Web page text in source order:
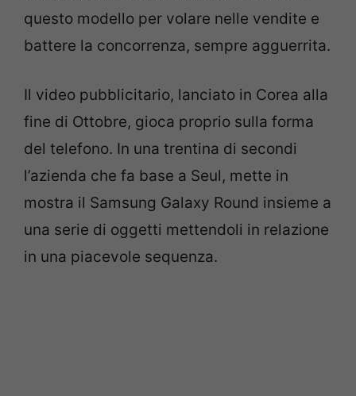
questo modello per volare nelle vendite e
battere la concorrenza, sempre agguerrita.
Il video pubblicitario, lanciato in Corea alla
fine di Ottobre, gioca proprio sulla forma
del telefono. In una trentina di secondi
l’azienda che fa base a Seul, mette in
mostra il Samsung Galaxy Round insieme a
una serie di oggetti mettendoli in relazione
in una piacevole sequenza.